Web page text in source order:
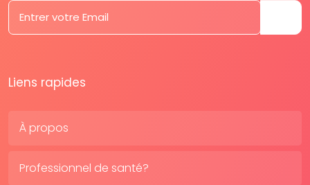
Liens rapides
À propos
Professionnel de santé?